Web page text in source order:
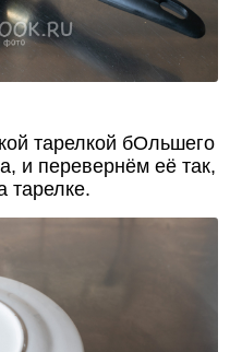
тарелкой бОльшего
и перевернём её так,
тарелке.